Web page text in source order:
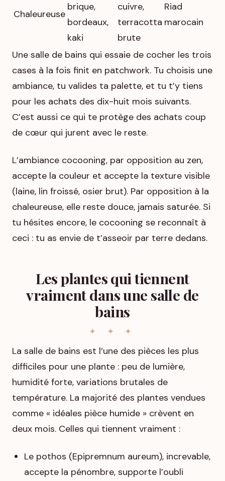
Chaleureuse
brique,
bordeaux,
kaki
cuivre,
terracotta
brute
Riad
marocain
Une salle de bains qui essaie de cocher les trois
cases à la fois finit en patchwork. Tu choisis une
ambiance, tu valides ta palette, et tu t’y tiens
pour les achats des dix-huit mois suivants.
C’est aussi ce qui te protège des achats coup
de cœur qui jurent avec le reste.
L’ambiance cocooning, par opposition au zen,
accepte la couleur et accepte la texture visible
(laine, lin froissé, osier brut). Par opposition à la
chaleureuse, elle reste douce, jamais saturée. Si
tu hésites encore, le cocooning se reconnaît à
ceci : tu as envie de t’asseoir par terre dedans.
Les plantes qui tiennent
vraiment dans une salle de
bains
La salle de bains est l’une des pièces les plus
difficiles pour une plante : peu de lumière,
humidité forte, variations brutales de
température. La majorité des plantes vendues
comme « idéales pièce humide » crèvent en
deux mois. Celles qui tiennent vraiment :
Le pothos (Epipremnum aureum), increvable,
accepte la pénombre, supporte l’oubli